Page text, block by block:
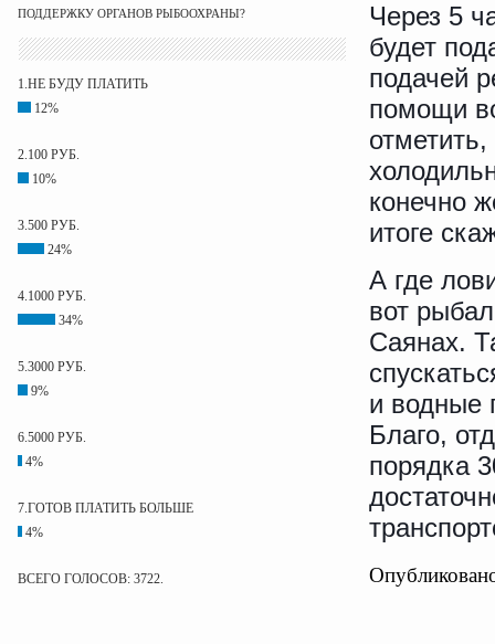
ПОДДЕРЖКУ ОРГАНОВ РЫБООХРАНЫ?
1.НЕ БУДУ ПЛАТИТЬ
12%
2.100 РУБ.
10%
3.500 РУБ.
24%
4.1000 РУБ.
34%
5.3000 РУБ.
9%
6.5000 РУБ.
4%
7.ГОТОВ ПЛАТИТЬ БОЛЬШЕ
4%
ВСЕГО ГОЛОСОВ: 3722.
Через 5
будет
подачей
помощи
конечно
итоге
А где
вот
Саянах.
и водные
Благо,
порядка